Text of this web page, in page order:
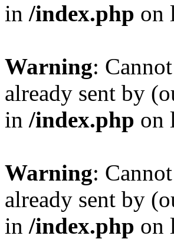
in /index.php on
Warning:
already sent by
in /index.php on
Warning:
already sent by
in /index.php on